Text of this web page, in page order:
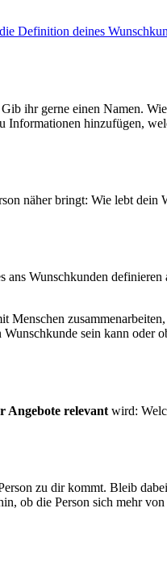
Definition deines
ihr gerne einen Namen.
hinzufügen,
näher bringt: Wie lebt dein
ans Wunschkunden
Menschen
sein kann oder
Angebote relevant wird:
zu dir kommt. Bleib
ob die Person sich mehr